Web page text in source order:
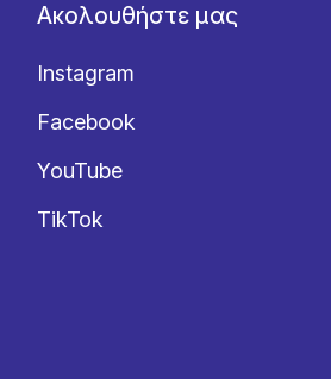
Ακολουθήστε μας
Instagram
Facebook
YouTube
TikTok